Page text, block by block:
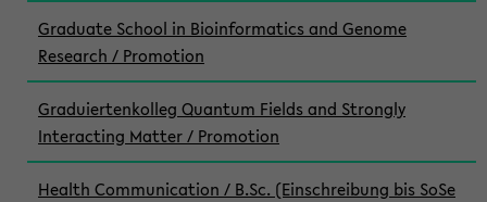
Graduate School in Bioinformatics and Genome
Research / Promotion
Graduiertenkolleg Quantum Fields and Strongly
Interacting Matter / Promotion
Health Communication / B.Sc. (Einschreibung bis SoSe